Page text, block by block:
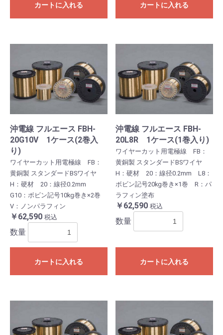
カートに入れる カートに入れる
沖電線 フルエース FBH-
20G10V 1ケース(2巻入
り)
ワイヤーカット用電極線 FB：
黄銅製 スタンダードBSワイヤ
H：硬材 20：線径0.2mm
G10：ボビン記号10kg巻き×2巻
V：ノンパラフィン
￥62,590 税込
数量
カートに入れる
沖電線 フルエース FBH-
20L8R 1ケース(1巻入り)
ワイヤーカット用電極線 FB：
黄銅製 スタンダードBSワイヤ
H：硬材 20：線径0.2mm L8：
ボビン記号20kg巻き×1巻 R：パ
ラフィン塗布
￥62,590 税込
数量
カートに入れる